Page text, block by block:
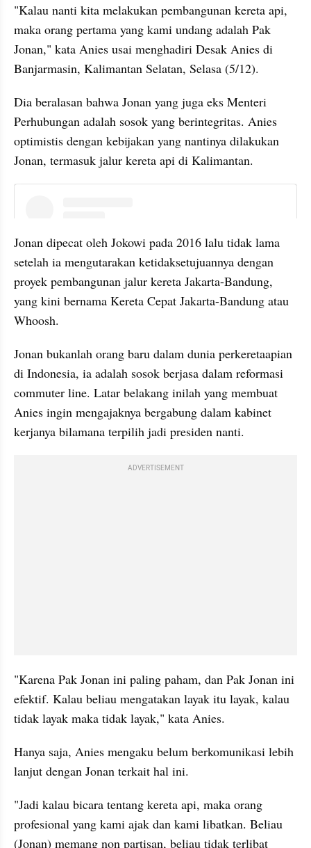
"Kalau nanti kita melakukan pembangunan kereta api,
maka orang pertama yang kami undang adalah Pak
Jonan," kata Anies usai menghadiri Desak Anies di
Banjarmasin, Kalimantan Selatan, Selasa (5/12).
Dia beralasan bahwa Jonan yang juga eks Menteri
Perhubungan adalah sosok yang berintegritas. Anies
optimistis dengan kebijakan yang nantinya dilakukan
Jonan, termasuk jalur kereta api di Kalimantan.
Jonan dipecat oleh Jokowi pada 2016 lalu tidak lama
setelah ia mengutarakan ketidaksetujuannya dengan
proyek pembangunan jalur kereta Jakarta-Bandung,
yang kini bernama Kereta Cepat Jakarta-Bandung atau
Whoosh.
Jonan bukanlah orang baru dalam dunia perkeretaapian
di Indonesia, ia adalah sosok berjasa dalam reformasi
commuter line. Latar belakang inilah yang membuat
Anies ingin mengajaknya bergabung dalam kabinet
kerjanya bilamana terpilih jadi presiden nanti.
ADVERTISEMENT
"Karena Pak Jonan ini paling paham, dan Pak Jonan ini
efektif. Kalau beliau mengatakan layak itu layak, kalau
tidak layak maka tidak layak," kata Anies.
Hanya saja, Anies mengaku belum berkomunikasi lebih
lanjut dengan Jonan terkait hal ini.
"Jadi kalau bicara tentang kereta api, maka orang
profesional yang kami ajak dan kami libatkan. Beliau
(Jonan) memang non partisan, beliau tidak terlibat